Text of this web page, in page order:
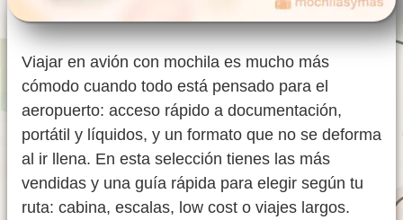
Viajar en avión con mochila es mucho más
cómodo cuando todo está pensado para el
aeropuerto: acceso rápido a documentación,
portátil y líquidos, y un formato que no se deforma
al ir llena. En esta selección tienes las más
vendidas y una guía rápida para elegir según tu
ruta: cabina, escalas, low cost o viajes largos.